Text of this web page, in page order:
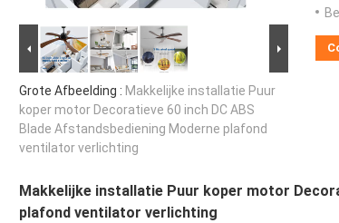
Grote Afbeelding : Makkelijke installatie Puur
koper motor Decoratieve 60 inch DC ABS
Blade Afstandsbediening Moderne plafond
ventilator verlichting
Makkelijke installatie Puur koper motor
plafond ventilator verlichting